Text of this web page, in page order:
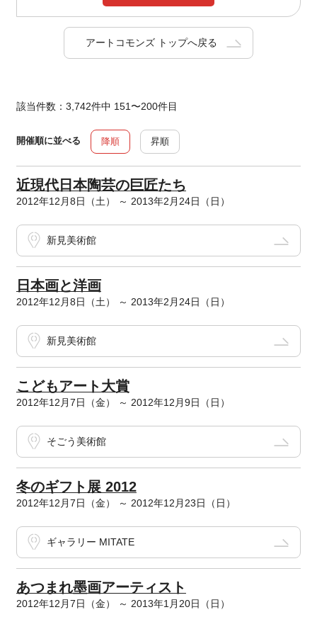
アートコモンズ トップへ戻る
該当件数：3,742件中 151〜200件目
開催順に並べる 降順 昇順
近現代日本陶芸の巨匠たち
2012年12月8日（土） ～ 2013年2月24日（日）
新見美術館
日本画と洋画
2012年12月8日（土） ～ 2013年2月24日（日）
新見美術館
こどもアート大賞
2012年12月7日（金） ～ 2012年12月9日（日）
そごう美術館
冬のギフト展 2012
2012年12月7日（金） ～ 2012年12月23日（日）
ギャラリー MITATE
あつまれ墨画アーティスト
2012年12月7日（金） ～ 2013年1月20日（日）